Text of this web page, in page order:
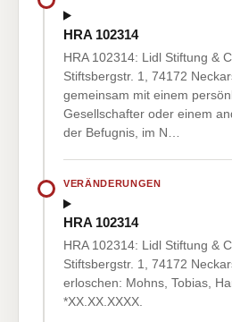
HRA 102314
HRA 102314: Lidl Stiftung &
Stiftsbergstr. 1, 74172
gemeinsam mit einem
Gesellschafter oder einem
der Befugnis, im N…
VERÄNDERUNGEN
HRA 102314
HRA 102314: Lidl Stiftung &
Stiftsbergstr. 1, 74172
erloschen: Mohns, Tobias,
*XX.XX.XXXX.